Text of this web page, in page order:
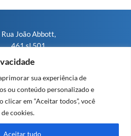
sua experiência de
ou conteúdo personalizado e
clicar em “Aceitar todos”, você
cookies.
Aceitar tudo
Rua João Abbott,
461 sl 501
Bairro Petrópolis
Porto Alegre RS
Fone/WhatsApp:
+55 (51) 9 8479
2379